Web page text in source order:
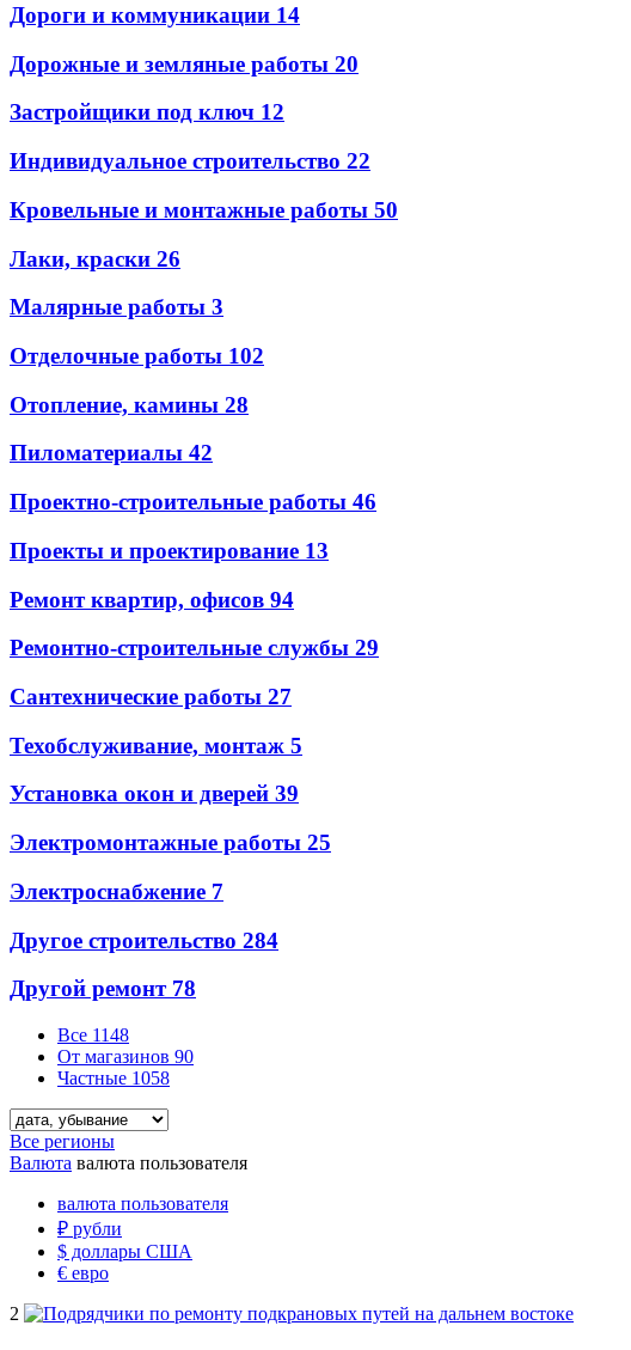
Дороги и коммуникации 14
Дорожные и земляные работы 20
Застройщики под ключ 12
Индивидуальное строительство 22
Кровельные и монтажные работы 50
Лаки, краски 26
Малярные работы 3
Отделочные работы 102
Отопление, камины 28
Пиломатериалы 42
Проектно-строительные работы 46
Проекты и проектирование 13
Ремонт квартир, офисов 94
Ремонтно-строительные службы 29
Сантехнические работы 27
Техобслуживание, монтаж 5
Установка окон и дверей 39
Электромонтажные работы 25
Электроснабжение 7
Другое строительство 284
Другой ремонт 78
Все 1148
От магазинов 90
Частные 1058
Все регионы
Валюта валюта пользователя
валюта пользователя
₽ рубли
$ доллары США
€ евро
2